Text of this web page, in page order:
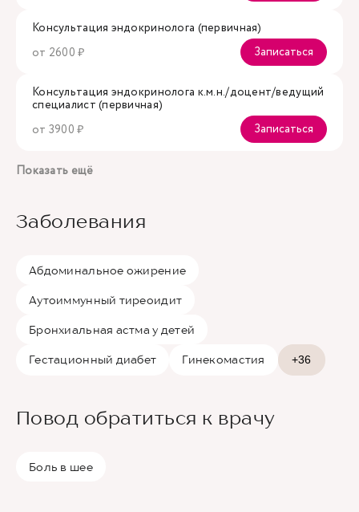
Консультация эндокринолога (первичная)
от 2600 ₽
Записаться
Консультация эндокринолога к.м.н./доцент/ведущий
специалист (первичная)
от 3900 ₽
Записаться
Показать ещё
Заболевания
Абдоминальное ожирение
Аутоиммунный тиреоидит
Бронхиальная астма у детей
Гестационный диабет Гинекомастия +36
Повод обратиться к врачу
Боль в шее